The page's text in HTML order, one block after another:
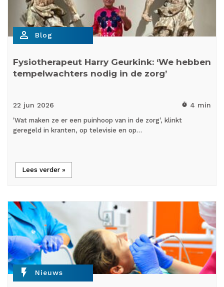
person_outline Blog
Fysiotherapeut Harry Geurkink: ‘We hebben
tempelwachters nodig in de zorg’
22 jun 2026 timer 4 min
'Wat maken ze er een puinhoop van in de zorg', klinkt
geregeld in kranten, op televisie en op…
Lees verder »
flash_on Nieuws